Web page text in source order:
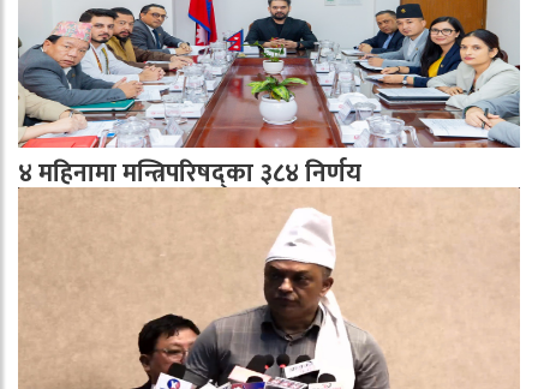
४ महिनामा मन्त्रिपरिषद्का ३८४ निर्णय